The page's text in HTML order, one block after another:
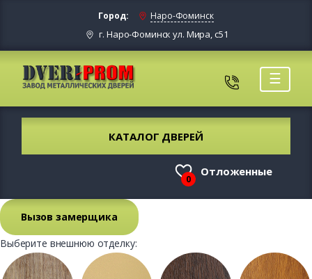
Город: Наро-Фоминск
г. Наро-Фоминск ул. Мира, с51
☰
КАТАЛОГ ДВЕРЕЙ
0
Отложенные
Вызов замерщика
Выберите внешнюю отделку: